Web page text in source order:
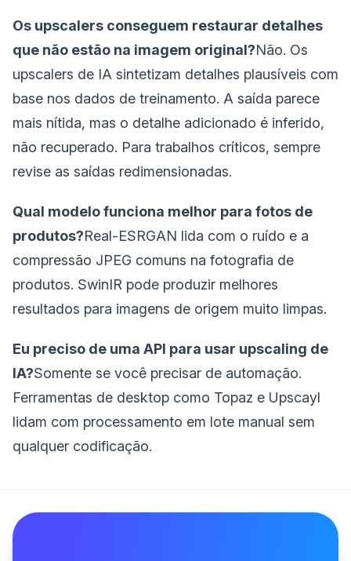
Os upscalers conseguem restaurar detalhes
que não estão na imagem original?Não. Os
upscalers de IA sintetizam detalhes plausíveis com
base nos dados de treinamento. A saída parece
mais nítida, mas o detalhe adicionado é inferido,
não recuperado. Para trabalhos críticos, sempre
revise as saídas redimensionadas.
Qual modelo funciona melhor para fotos de
produtos?Real-ESRGAN lida com o ruído e a
compressão JPEG comuns na fotografia de
produtos. SwinIR pode produzir melhores
resultados para imagens de origem muito limpas.
Eu preciso de uma API para usar upscaling de
IA?Somente se você precisar de automação.
Ferramentas de desktop como Topaz e Upscayl
lidam com processamento em lote manual sem
qualquer codificação.